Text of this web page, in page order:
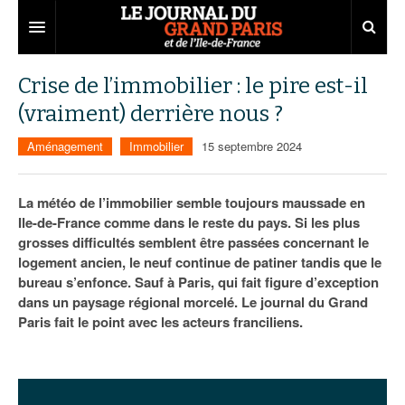
Territoires
Aménagement
Institutions
Services urbains
Entreprises
Emploi
Attractivité
Transport
75
77
Carnet
Nominations
Agenda
Les Assises du Grand Paris
Éditions précédentes
Ecouter les épisodes
Crise de l’immobilier : le pire est-il
(vraiment) derrière nous ?
Aménagement Immobilier 15 septembre 2024
La météo de l’immobilier semble toujours maussade en
Ile-de-France comme dans le reste du pays. Si les plus
grosses difficultés semblent être passées concernant le
logement ancien, le neuf continue de patiner tandis que le
bureau s’enfonce. Sauf à Paris, qui fait figure d’exception
dans un paysage régional morcelé. Le journal du Grand
Paris fait le point avec les acteurs franciliens.